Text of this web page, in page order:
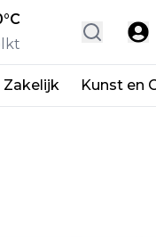
°C
Zakelijk Kunst en